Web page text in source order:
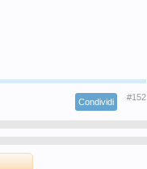
Condividi #152